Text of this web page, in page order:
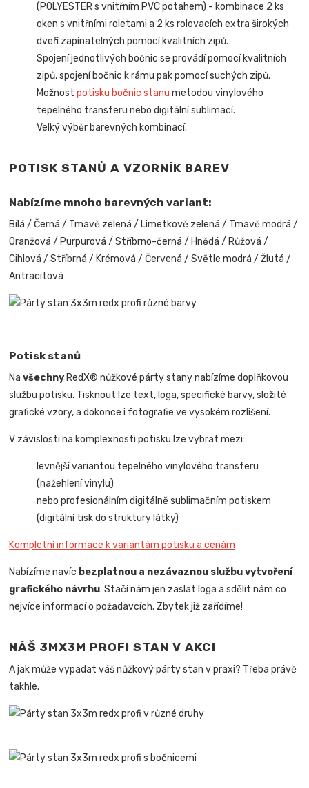
(POLYESTER s vnitřním PVC potahem) - kombinace 2 ks
oken s vnitřními roletami a 2 ks rolovacích extra širokých
dveří zapínatelných pomocí kvalitních zipů.
Spojení jednotlivých bočnic se provádí pomocí kvalitních
zipů, spojení bočnic k rámu pak pomocí suchých zipů.
Možnostpotisku bočnic stanu metodou vinylového
tepelného transferu nebo digitální sublimací.
Velký výběr barevných kombinací.
POTISK STANŮ A VZORNÍK BAREV
Nabízíme mnoho barevných variant:
Bílá / Černá / Tmavě zelená / Limetkově zelená / Tmavě modrá /
Oranžová / Purpurová / Stříbrno-černá / Hnědá / Růžová /
Cihlová / Stříbrná / Krémová / Červená / Světle modrá / Žlutá /
Antracitová
Potisk stanů
Navšechny RedX® nůžkové párty stany nabízíme doplňkovou
službu potisku. Tisknout lze text, loga, specifické barvy, složité
grafické vzory, a dokonce i fotografie ve vysokém rozlišení.
V závislosti na komplexnosti potisku lze vybrat mezi:
levnější variantou tepelného vinylového transferu
(nažehlení vinylu)
nebo profesionálním digitálně sublimačním potiskem
(digitální tisk do struktury látky)
Kompletní informace k variantám potisku a cenám
Nabízíme navíc bezplatnou a nezávaznou službu vytvoření
grafického návrhu. Stačí nám jen zaslat loga a sdělit nám co
nejvíce informací o požadavcích. Zbytek již zařídíme!
NÁŠ 3MX3M PROFI STAN V AKCI
A jak může vypadat váš nůžkový párty stan v praxi? Třeba právě
takhle.